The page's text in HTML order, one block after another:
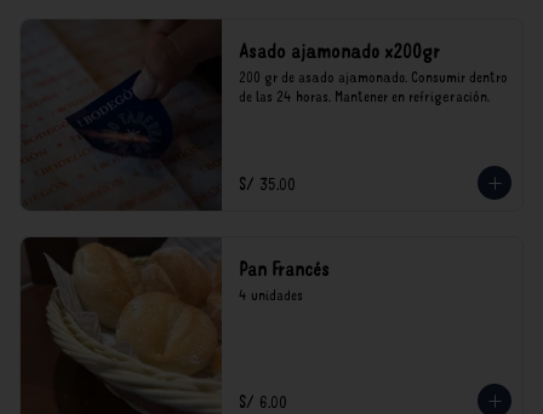
Asado ajamonado x200gr
200 gr de asado ajamonado. Consumir dentro
de las 24 horas. Mantener en refrigeración.
S/ 35.00
Pan Francés
4 unidades
S/ 6.00